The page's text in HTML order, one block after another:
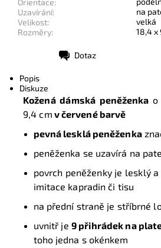
Orientace:
Uzavírání:
na
Velikost:
velká
Rozměry:
18,4 x
Dotaz
Popis
Diskuze
Kožená dámská peněženkao
9,4 cm v červené barvě
pevná lesklá peněženka
peněženka se uzavírá na
povrch peněženky je lesklý
imitace kapradin či tisu
na přední straně je stříbrné
uvnitř je 9 přihrádek na
toho jedna s okénkem